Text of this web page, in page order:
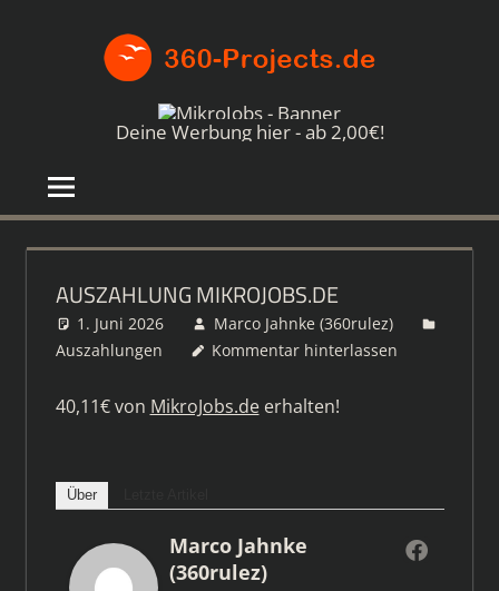
Seiten
im
Netz
Deine Werbung hier - ab 2,00€!
AUSZAHLUNG MIKROJOBS.DE
1. Juni 2026
Marco Jahnke (360rulez)
Auszahlungen
Kommentar hinterlassen
40,11€ von MikroJobs.deerhalten!
Über
Marco Jahnke
(360rulez)